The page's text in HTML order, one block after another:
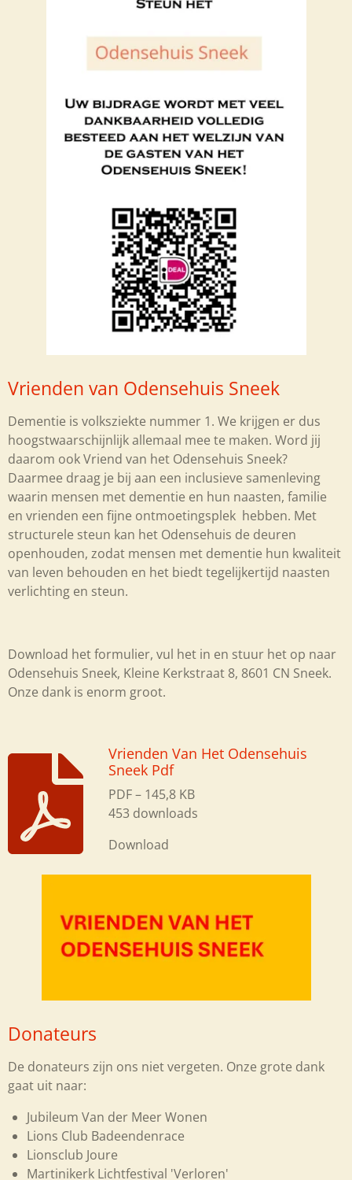
Vrienden van Odensehuis Sneek
Dementie is volksziekte nummer 1. We krijgen er dus
hoogstwaarschijnlijk allemaal mee te maken. Word jij
daarom ook Vriend van het Odensehuis Sneek?
Daarmee draag je bij aan een inclusieve samenleving
waarin mensen met dementie en hun naasten, familie
en vrienden een fijne ontmoetingsplek hebben. Met
structurele steun kan het Odensehuis de deuren
openhouden, zodat mensen met dementie hun kwaliteit
van leven behouden en het biedt tegelijkertijd naasten
verlichting en steun.
Download het formulier, vul het in en stuur het op naar
Odensehuis Sneek, Kleine Kerkstraat 8, 8601 CN Sneek.
Onze dank is enorm groot.
Vrienden Van Het Odensehuis
Sneek Pdf
PDF – 145,8 KB
453 downloads
Download
Donateurs
De donateurs zijn ons niet vergeten. Onze grote dank
gaat uit naar:
Jubileum Van der Meer Wonen
Lions Club Badeendenrace
Lionsclub Joure
Martinikerk Lichtfestival 'Verloren'